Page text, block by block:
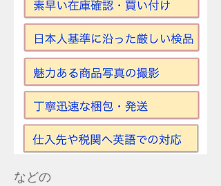
などの